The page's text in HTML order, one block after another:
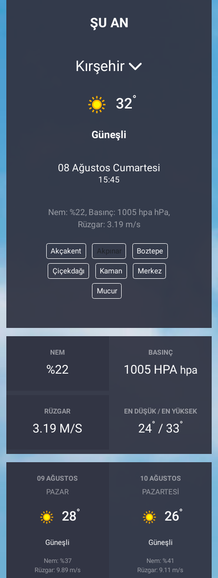
ŞU AN
Kırşehir
32°
Güneşli
08 Ağustos Cumartesi
15:45
Nem: %22, Basınç: 1005 hpa hPa,
Rüzgar: 3.19 m/s
Akçakent Akpınar Boztepe
Çiçekdağı Kaman Merkez
Mucur
NEM
%22
BASINÇ
1005 HPA hpa
RÜZGAR
3.19 M/S
EN DÜŞÜK / EN YÜKSEK
24° / 33°
09 AĞUSTOS
PAZAR
28°
Güneşli
Nem: %37
Rüzgar: 9.89 m/s
10 AĞUSTOS
PAZARTESI
26°
Güneşli
Nem: %41
Rüzgar: 9.11 m/s